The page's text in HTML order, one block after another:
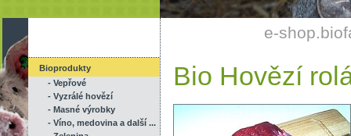
Bioprodukty
- Vepřové
- Vyzrálé hovězí
- Masné výrobky
- Víno, medovina a další ...
e-
Bio Hovězí